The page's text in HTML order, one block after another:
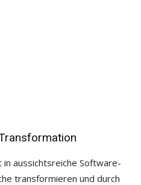
aussichtsreiche Software-
transformieren und durch